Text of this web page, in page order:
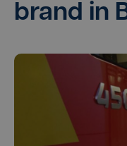
brand in